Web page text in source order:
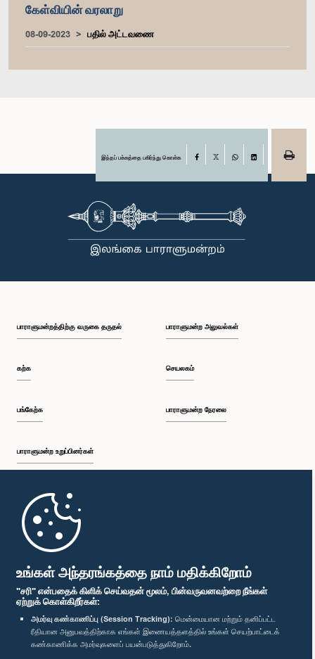
உங்கள் அந்தரங்கத்தை நாம் மதிக்கிறோம்
"சரி" என்பதைக் கிளிக் செய்வதன் மூலம், பின்வருவனவற்றை நீங்கள்
ஏற்றுக் கொள்கிறீர்கள்:
அமர்வு கண்காணிப்பு (Session Tracking): மென்மையான மற்றும் தனிப்பட்ட
ரீதியான அனுபவத்திற்காக எங்கள் இணையத்தளத்தில் உங்கள் செயற்பாட்டைக்
கண்காணிக்க அமர்வுகளைப் பயன்படுத்துகிறோம்.
கேள்வியின் வரலாறு
08-09-2023 பதில் அட்டவணை
இந்தப் பக்கத்தை பகிர்ந்து கொள்க Facebook
பாராளுமன்றத்திற்கு வருகை தருதல்
கற்க
பங்கேற்க
பாராளுமன்ற உறுப்பினர்கள்
முதற்பக்கம்
பாராளுமன்ற அலுவல்கள்
செயலகம்
பாராளுமன்ற நேரலை
பாராளுமன்ற கையடக்க செயலி
எம்மை பின்தொடர்க :